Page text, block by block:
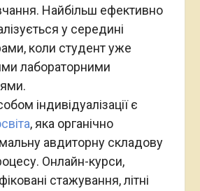
Найбільш ефективно
у середині
коли студент уже
лабораторними
індивідуалізації є
, яка органічно
авдиторну складову
Онлайн-курси,
стажування, літні